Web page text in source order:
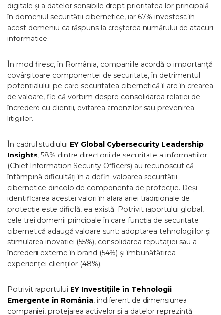
digitale și a datelor sensibile drept prioritatea lor principală
în domeniul securității cibernetice, iar 67% investesc în
acest domeniu ca răspuns la creșterea numărului de atacuri
informatice.
În mod firesc, în România, companiile acordă o importanță
covârșitoare componentei de securitate, în detrimentul
potențialului pe care securitatea cibernetică îl are în crearea
de valoare, fie că vorbim despre consolidarea relației de
încredere cu clienții, evitarea amenzilor sau prevenirea
litigiilor.
În cadrul studiului EY Global Cybersecurity Leadership
Insights, 58% dintre directorii de securitate a informațiilor
(Chief Information Security Officers) au recunoscut că
întâmpină dificultăți în a defini valoarea securității
cibernetice dincolo de componenta de protecție. Deși
identificarea acestei valori în afara ariei tradiționale de
protecție este dificilă, ea există. Potrivit raportului global,
cele trei domenii principale în care funcția de securitate
cibernetică adaugă valoare sunt: adoptarea tehnologiilor și
stimularea inovației (55%), consolidarea reputației sau a
încrederii externe în brand (54%) și îmbunătățirea
experienței clienților (48%).
Potrivit raportului EY Investițiile în Tehnologii
Emergente în România, indiferent de dimensiunea
companiei, protejarea activelor și a datelor reprezintă